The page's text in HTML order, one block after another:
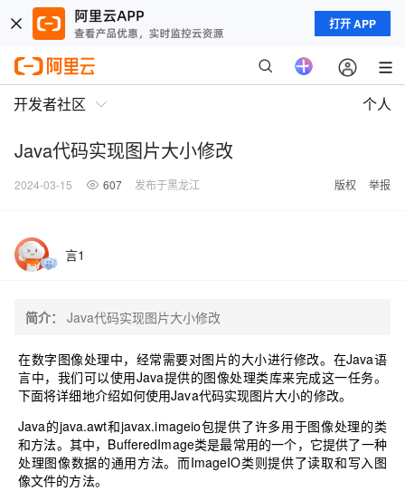
打开 APP
开发者社区 个人
Java代码实现图片大小修改
2024-03-15 607 发布于黑龙江 版权 举报
言1
简介： Java代码实现图片大小修改
在数字图像处理中，经常需要对图片的大小进行修改。在Java语
言中，我们可以使用Java提供的图像处理类库来完成这一任务。
下面将详细地介绍如何使用Java代码实现图片大小的修改。
Java的java.awt和javax.imageio包提供了许多用于图像处理的类
和方法。其中，BufferedImage类是最常用的一个，它提供了一种
处理图像数据的通用方法。而ImageIO类则提供了读取和写入图
像文件的方法。